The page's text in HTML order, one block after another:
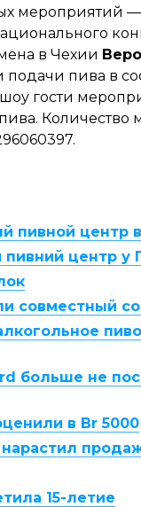
мероприятий
в Чехии
пива в
гости
Количество
пивной центр
центр у
совместный
больше не
в Br 5000
15-летие